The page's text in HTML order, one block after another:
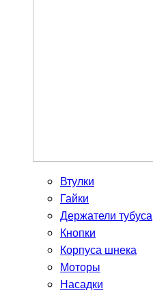
Втулки
Гайки
Держатели тубуса
Кнопки
Корпуса шнека
Моторы
Насадки